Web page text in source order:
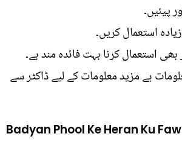
پیئیں۔
استعمال کریں۔
بھی استعمال کرنا بہت فائدہ مند ہے۔
ہے مزید معلومات کے لیے ڈاکٹر سے
Badyan Phool Ke Heran Ku